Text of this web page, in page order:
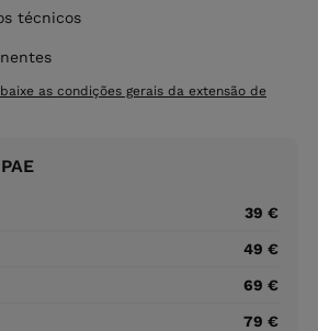
técnicos
as condições gerais da extensão de
39 €
49 €
69 €
79 €